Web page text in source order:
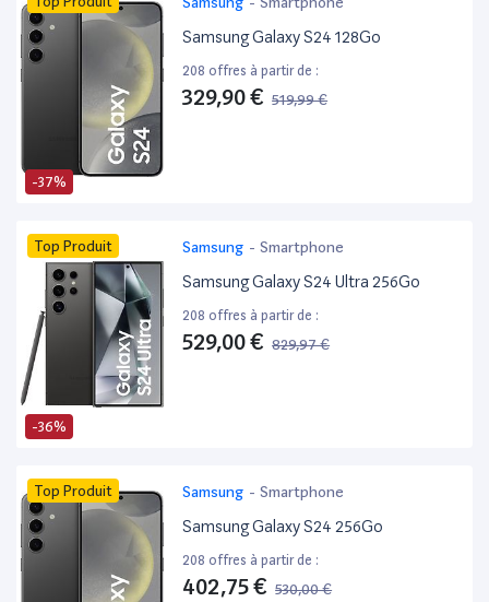
-37%
Samsung Galaxy S24 128Go
208 offres à partir de :
329,90 € 519,99 €
-36%
Top Produit Samsung - Smartphone
Samsung Galaxy S24 Ultra 256Go
208 offres à partir de :
529,00 € 829,97 €
Top Produit Samsung - Smartphone
Samsung Galaxy S24 256Go
208 offres à partir de :
402,75 € 530,00 €